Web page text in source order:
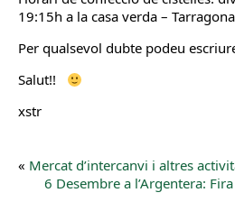
19:15h a la casa verda – Tarragona
Per qualsevol dubte podeu
Salut!!
xstr
« Mercat d’intercanvi i altres
6 Desembre a l’Argentera: